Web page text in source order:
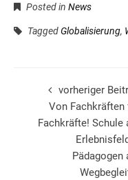
Posted in News
TaggedGlobalisierung,
vorheriger
Von Fachkräften
Fachkräfte! Schule
Pädagogen